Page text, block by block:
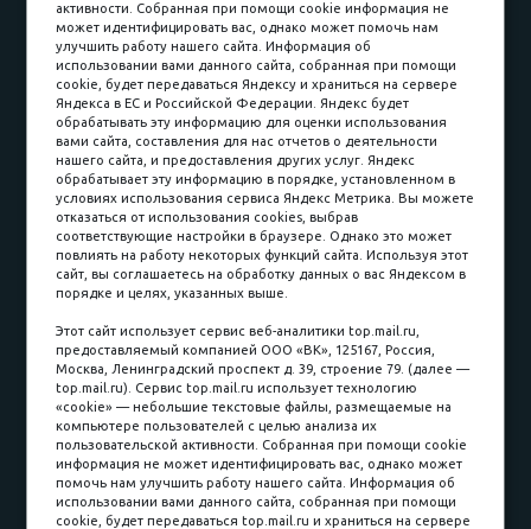
Наши работы
Оплата
Доставка и сборка
Гарантии
Карьера в компании
Контакты
Принимаем к оплате
Наличные
пл. Соляная, 6, стр. 16
8 (3822) 60-70-30
8 (3822) 50-39-09
8 (3822) 22-77-68
8 (3822) 50-48-50
активности. Собранная при помощи cookie информация не
может идентифицировать вас, однако может помочь нам
улучшить работу нашего сайта. Информация об
использовании вами данного сайта, собранная при помощи
cookie, будет передаваться Яндексу и храниться на сервере
Яндекса в ЕС и Российской Федерации. Яндекс будет
обрабатывать эту информацию для оценки использования
вами сайта, составления для нас отчетов о деятельности
нашего сайта, и предоставления других услуг. Яндекс
обрабатывает эту информацию в порядке, установленном в
условиях использования сервиса Яндекс Метрика. Вы можете
отказаться от использования cookies, выбрав
соответствующие настройки в браузере. Однако это может
повлиять на работу некоторых функций сайта. Используя этот
сайт, вы соглашаетесь на обработку данных о вас Яндексом в
порядке и целях, указанных выше.
Этот сайт использует сервис веб-аналитики top.mail.ru,
предоставляемый компанией ООО «ВК», 125167, Россия,
Москва, Ленинградский проспект д. 39, строение 79. (далее —
top.mail.ru). Сервис top.mail.ru использует технологию
«cookie» — небольшие текстовые файлы, размещаемые на
компьютере пользователей с целью анализа их
пользовательской активности. Собранная при помощи cookie
информация не может идентифицировать вас, однако может
помочь нам улучшить работу нашего сайта. Информация об
использовании вами данного сайта, собранная при помощи
cookie, будет передаваться top.mail.ru и храниться на сервере